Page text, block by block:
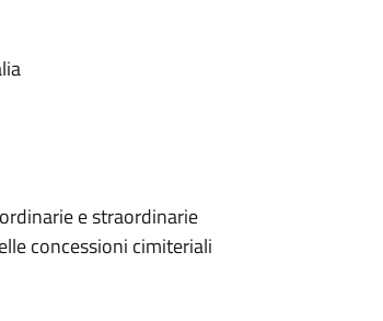
e straordinarie
concessioni cimiteriali